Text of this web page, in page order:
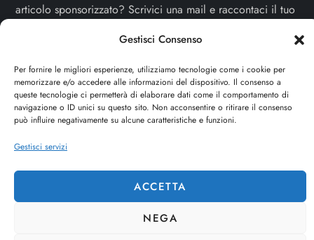
Gestisci Consenso
Per fornire le migliori esperienze, utilizziamo tecnologie come i cookie per
memorizzare e/o accedere alle informazioni del dispositivo. Il consenso a
queste tecnologie ci permetterà di elaborare dati come il comportamento di
navigazione o ID unici su questo sito. Non acconsentire o ritirare il consenso
può influire negativamente su alcune caratteristiche e funzioni.
Gestisci servizi
ACCETTA
NEGA
articolo sponsorizzato? Scrivici una mail e raccontaci il tuo
info e contatti: staff@dojoblog.it
dojouomo.it è un progetto facente parte del network
dojoblog.it di proprietà dellaReadMore ADVcon sede
IT13402731007